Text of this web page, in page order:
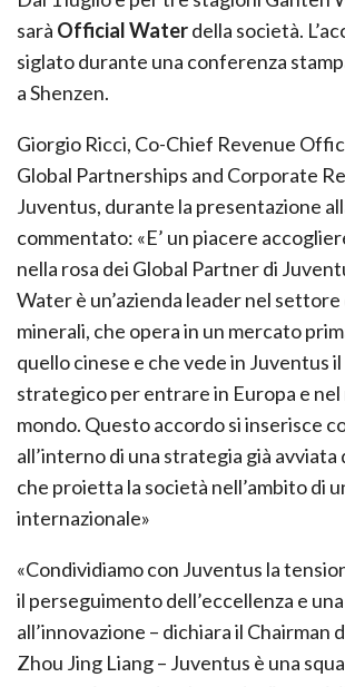
sarà Official Waterdella società.
siglato durante una conferenza
a Shenzen.
Giorgio Ricci, Co-Chief Revenue
Global Partnerships and Corporate
Juventus, durante la presentazione
commentato: «E’ un piacere
nella rosa dei Global Partner di
Water è un’azienda leader nel
minerali, che opera in un mercato
quello cinese e che vede in Juventus
strategico per entrare in Europa e
mondo. Questo accordo si inserisce
all’interno di una strategia già avviata
che proietta la società nell’ambito di
internazionale»
«Condividiamo con Juventus la
il perseguimento dell’eccellenza e
all’innovazione – dichiara il Chairman
Zhou Jing Liang – Juventus è una